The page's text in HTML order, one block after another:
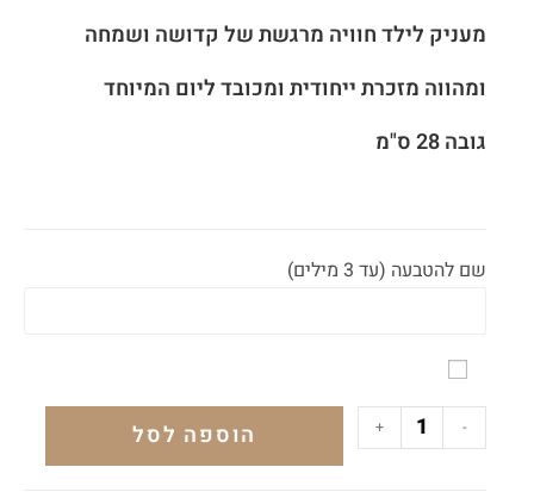
מעניק לילד חוויה מרגשת של קדושה ושמחה
ומהווה מזכרת ייחודית ומכובד ליום המיוחד
גובה 28 ס"מ
שם להטבעה (עד 3 מילים)
-
+ הוספה לסל